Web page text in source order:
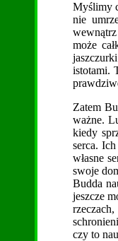
Myślimy
nie
może
istotami.
Zatem
ważne.
kiedy
serca.
własne
swoje
Budda
jeszcze
czy to